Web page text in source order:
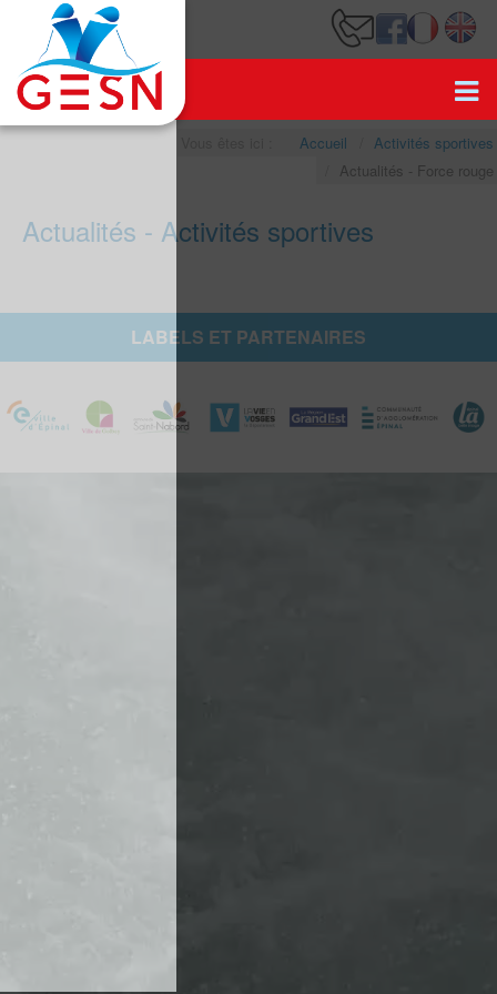
Accueil
Activités sportives
Actualités - Force rouge
Actualités - Activités sportives
LABELS ET PARTENAIRES